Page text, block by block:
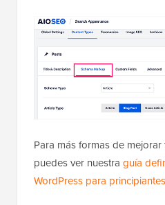
Para más formas de mejorar
puedes ver nuestra guía
WordPress para principiantes